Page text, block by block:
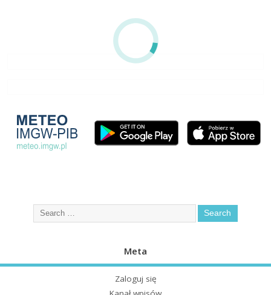
Meta
Zaloguj się